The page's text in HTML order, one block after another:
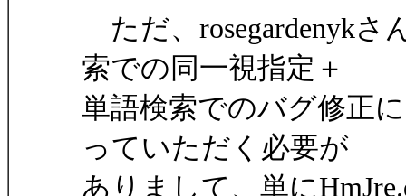
ただ、rosegardenykさ
索での同一視指定＋
単語検索でのバグ修正
っていただく必要が
ありまして、単に